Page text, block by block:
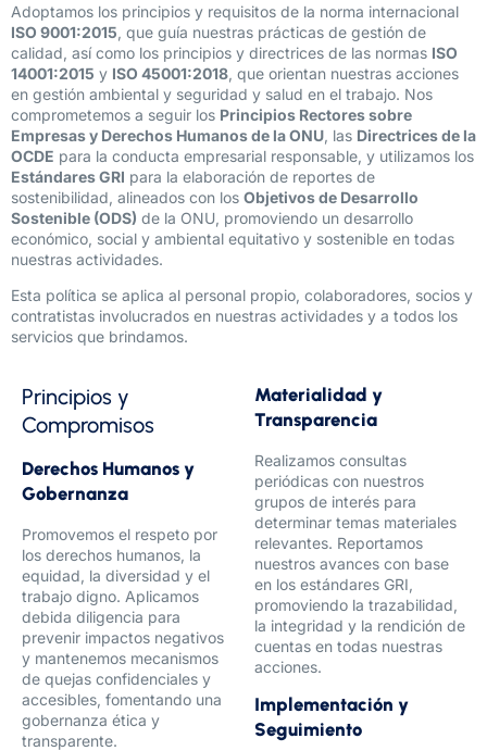
Adoptamos los principios y requisitos de la norma internacional
ISO 9001:2015 , que guía nuestras prácticas de gestión de
calidad, así como los principios y directrices de las normas ISO
14001:2015 y ISO 45001:2018 , que orientan nuestras acciones
en gestión ambiental y seguridad y salud en el trabajo. Nos
comprometemos a seguir los Principios Rectores sobre
Empresas y Derechos Humanos de la ONU , las Directrices de la
OCDE para la conducta empresarial responsable, y utilizamos los
Estándares GRI para la elaboración de reportes de
sostenibilidad, alineados con los Objetivos de Desarrollo
Sostenible (ODS) de la ONU, promoviendo un desarrollo
económico, social y ambiental equitativo y sostenible en todas
nuestras actividades.
Esta política se aplica al personal propio, colaboradores, socios y
contratistas involucrados en nuestras actividades y a todos los
servicios que brindamos.
Principios y
Compromisos
Derechos Humanos y
Gobernanza
Promovemos el respeto por
los derechos humanos, la
equidad, la diversidad y el
trabajo digno. Aplicamos
debida diligencia para
prevenir impactos negativos
y mantenemos mecanismos
de quejas confidenciales y
accesibles, fomentando una
gobernanza ética y
transparente.
Materialidad y
Transparencia
Realizamos consultas
periódicas con nuestros
grupos de interés para
determinar temas materiales
relevantes. Reportamos
nuestros avances con base
en los estándares GRI,
promoviendo la trazabilidad,
la integridad y la rendición de
cuentas en todas nuestras
acciones.
Implementación y
Seguimiento